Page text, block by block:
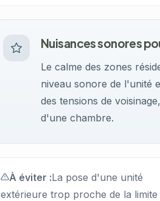
Nuisances sonores
Le calme des zones
niveau sonore de l'unité
des tensions de
d'une chambre.
À éviter :La pose d'une unité
extérieure trop proche de la limite